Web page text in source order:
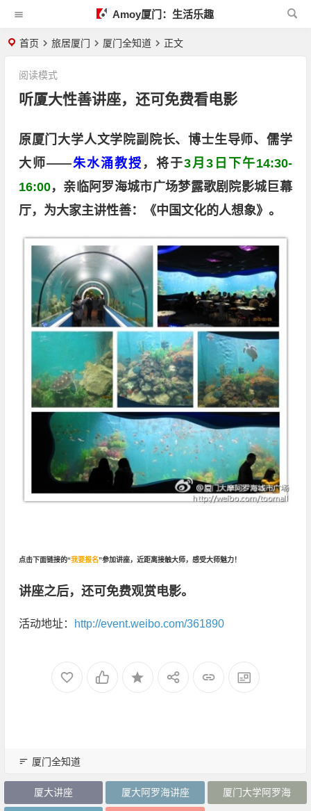
Amoy厦门：生活乐趣
首页 旅居厦门 厦门全知道 正文
听厦大性善讲座，还可免费看电影
阅读模式
原厦门大学人文学院副院长、博士生导师、儒学
大师——朱水涌教授 ，将于3月3日下午14:30-
16:00，亲临阿罗海城市广场梦露歌剧院影城巨幕
厅，为大家主讲性善：《中国文化的人想象》。
点击下面链接的“我要报名”参加讲座，近距离接触大师，感受大师魅力！
讲座之后，还可免费观赏电影。
活动地址： http://event.weibo.com/361890
厦门全知道
厦大讲座 厦大阿罗海讲座 厦门大学阿罗海